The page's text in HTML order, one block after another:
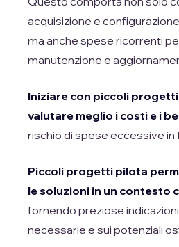
acquisizione e
ma anche spese ricorrenti
manutenzione e
Iniziare con piccoli
valutare meglio i costi e i
rischio di spese eccessive in
Piccoli progetti pilota
le soluzioni in un contesto
fornendo preziose
necessarie e sui potenziali